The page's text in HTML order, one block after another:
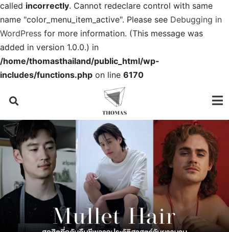
called incorrectly. Cannot redeclare control with same
name "color_menu_item_active". Please see Debugging in
WordPress for more information. (This message was
added in version 1.0.0.) in
/home/thomasthailand/public_html/wp-
includes/functions.php on line 6170